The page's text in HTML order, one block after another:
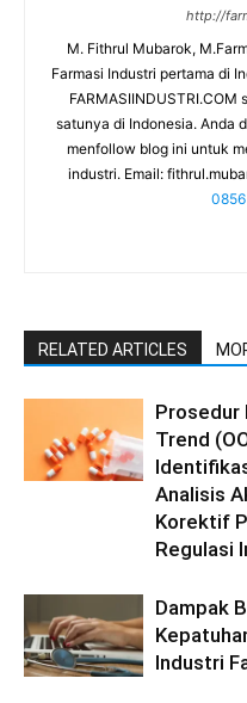
http://
M. Fithrul Mubarok,
Farmasi Industri pertama di
satunya di Indonesia. Anda
menfollow blog ini untuk
industri. Email:
RELATED ARTICLES
Prosedur
Trend
Analisis
Korektif
Regulasi
Dampak
Industri